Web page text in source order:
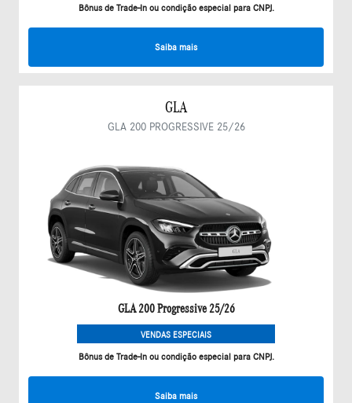
Bônus de Trade-In ou condição especial para CNPJ.
Saiba mais
GLA
GLA 200 PROGRESSIVE 25/26
GLA 200 Progressive 25/26
VENDAS ESPECIAIS
Bônus de Trade-In ou condição especial para CNPJ.
Saiba mais